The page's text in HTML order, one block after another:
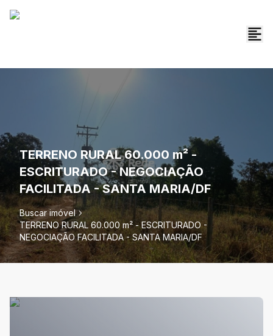
TERRENO RURAL 60.000 m² -
ESCRITURADO - NEGOCIAÇÃO
FACILITADA - SANTA MARIA/DF
Buscar imóvel
TERRENO RURAL 60.000 m² - ESCRITURADO -
NEGOCIAÇÃO FACILITADA - SANTA MARIA/DF